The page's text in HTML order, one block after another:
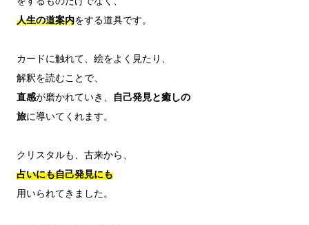
人生の道案内をする道具です。
カードに触れて、絵をよく見たり、
直感が磨かれていき、
自己発見と癒しの
旅に導いてくれます。
占いにも自己発見にも
用いられてきました。